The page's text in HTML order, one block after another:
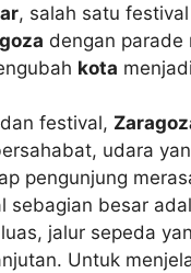
, salah satu
dengan parade
kota
festival,
udara
pengunjung
sebagian besar
jalur sepeda
Untuk